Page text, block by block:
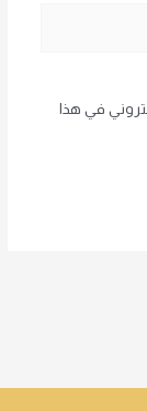
في هذا